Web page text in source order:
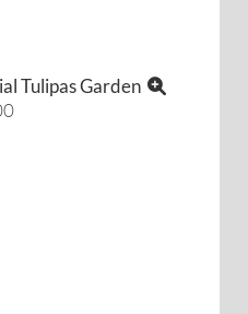
Tulipas Garden